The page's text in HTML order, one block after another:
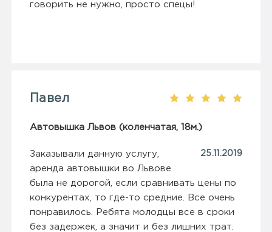
говорить не нужно, просто спецы!
Павел
Автовышка Львов (коленчатая, 18м.)
25.11.2019
Заказывали данную услугу,
аренда автовышки во Львове
была не дорогой, если сравнивать цены по
конкурентах, то где-то средние. Все очень
понравилось. Ребята молодцы все в сроки
без задержек, а значит и без лишних трат.